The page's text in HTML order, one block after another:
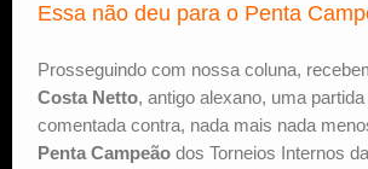
Essa não deu para o Penta
Prosseguindo com nossa coluna,
Costa Netto, antigo alexano, uma
comentada contra, nada mais nada
Penta Campeão dos Torneios Internos